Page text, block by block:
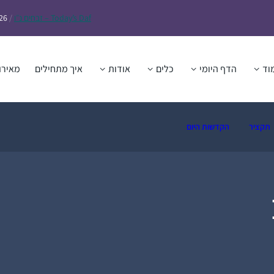
Today’s Daf – זבחים נ״ו /
הדף היומי כלים אודות איך מתחילים
תקציר הקדשות היום